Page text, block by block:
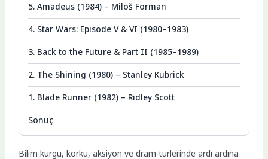
5. Amadeus (1984) – Miloš Forman
4. Star Wars: Episode V & VI (1980–1983)
3. Back to the Future & Part II (1985–1989)
2. The Shining (1980) – Stanley Kubrick
1. Blade Runner (1982) – Ridley Scott
Sonuç
Bilim kurgu, korku, aksiyon ve dram türlerinde ardı ardına